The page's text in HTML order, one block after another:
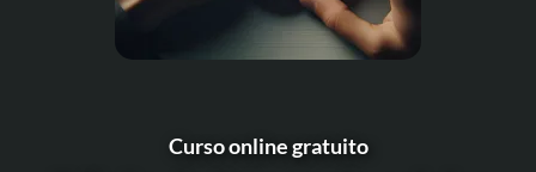
Curso online gratuito